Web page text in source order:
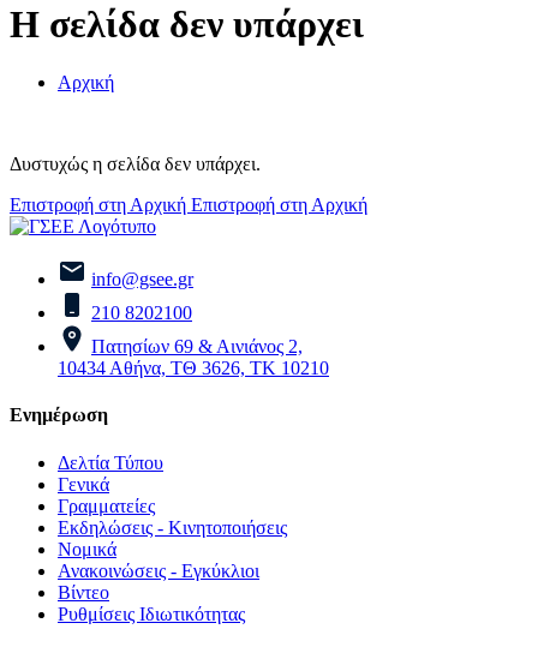
Η σελίδα δεν υπάρχει
Αρχική
Δυστυχώς η σελίδα δεν υπάρχει.
Επιστροφή στη Αρχική Επιστροφή στη Αρχική
info@gsee.gr
210 8202100
Πατησίων 69 & Αινιάνος 2,
10434 Αθήνα, ΤΘ 3626, ΤΚ 10210
Ενημέρωση
Δελτία Τύπου
Γενικά
Γραμματείες
Εκδηλώσεις - Κινητοποιήσεις
Νομικά
Ανακοινώσεις - Εγκύκλιοι
Βίντεο
Ρυθμίσεις Ιδιωτικότητας